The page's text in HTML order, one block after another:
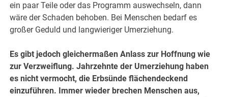
ein paar Teile oder das Programm auswechseln, dann
wäre der Schaden behoben. Bei Menschen bedarf es
großer Geduld und langwieriger Umerziehung.
Es gibt jedoch gleichermaßen Anlass zur Hoffnung wie
zur Verzweiflung. Jahrzehnte der Umerziehung haben
es nicht vermocht, die Erbsünde flächendeckend
einzuführen. Immer wieder brechen Menschen aus,